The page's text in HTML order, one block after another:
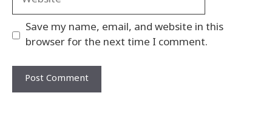
Save my name, email, and website in this
browser for the next time I comment.